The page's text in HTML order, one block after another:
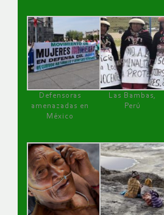
Defensoras
amenazadas en
México
Las Bambas,
Perú